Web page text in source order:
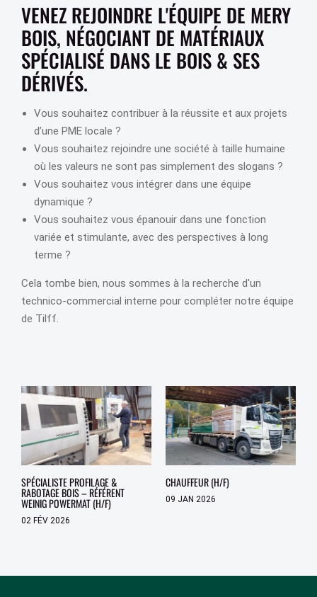
VENEZ REJOINDRE L'ÉQUIPE DE MERY
BOIS, NÉGOCIANT DE MATÉRIAUX
SPÉCIALISÉ DANS LE BOIS & SES
DÉRIVÉS.
Vous souhaitez contribuer à la réussite et aux projets
d’une PME locale ?
Vous souhaitez rejoindre une société à taille humaine
où les valeurs ne sont pas simplement des slogans ?
Vous souhaitez vous intégrer dans une équipe
dynamique ?
Vous souhaitez vous épanouir dans une fonction
variée et stimulante, avec des perspectives à long
terme ?
Cela tombe bien, nous sommes à la recherche d'un
technico-commercial interne pour compléter notre équipe
de Tilff.
SPÉCIALISTE PROFILAGE &
RABOTAGE BOIS – RÉFÉRENT
WEINIG POWERMAT (H/F)
02 FÉV 2026
CHAUFFEUR (H/F)
09 JAN 2026